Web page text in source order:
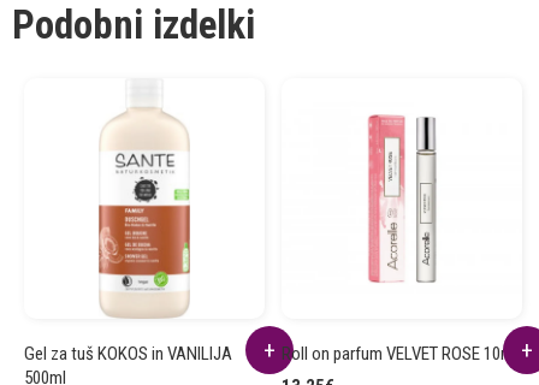
Podobni izdelki
Gel za tuš KOKOS in VANILIJA
500ml
Roll on parfum VELVET ROSE 10ml